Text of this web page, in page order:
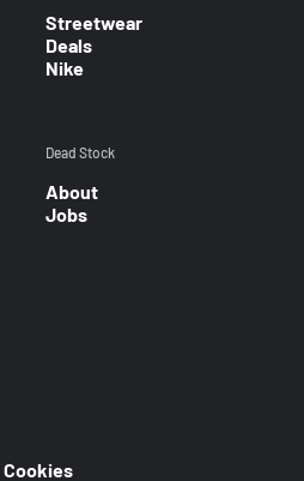
Streetwear
Deals
Nike
Dead Stock
About
Jobs
Cookies